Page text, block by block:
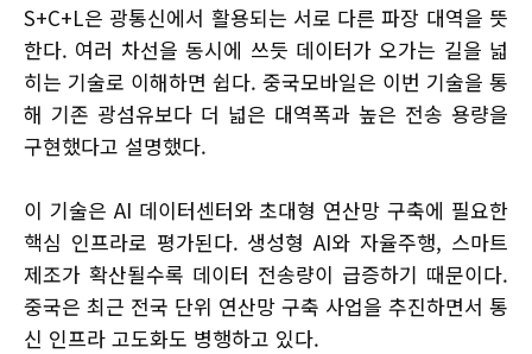
S+C+L은 광통신에서 활용되는 서로 다른 파장 대역을 뜻
한다. 여러 차선을 동시에 쓰듯 데이터가 오가는 길을 넓
히는 기술로 이해하면 쉽다. 중국모바일은 이번 기술을 통
해 기존 광섬유보다 더 넓은 대역폭과 높은 전송 용량을
구현했다고 설명했다.
이 기술은 AI 데이터센터와 초대형 연산망 구축에 필요한
핵심 인프라로 평가된다. 생성형 AI와 자율주행, 스마트
제조가 확산될수록 데이터 전송량이 급증하기 때문이다.
중국은 최근 전국 단위 연산망 구축 사업을 추진하면서 통
신 인프라 고도화도 병행하고 있다.